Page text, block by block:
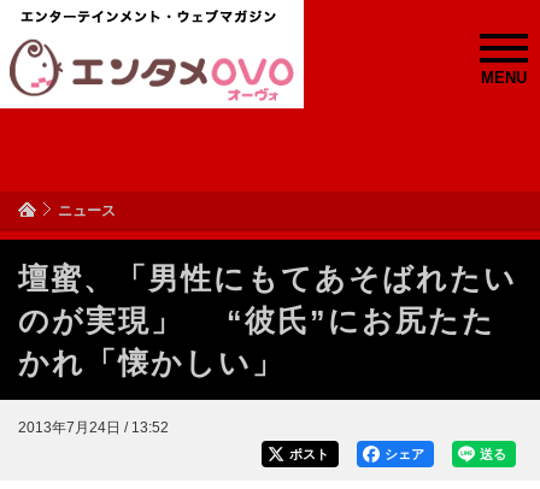
MENU
ニュース
壇蜜、「男性にもてあそばれたい
のが実現」 “彼氏”にお尻たた
かれ「懐かしい」
2013年7月24日 / 13:52
送る
シェア
ポスト